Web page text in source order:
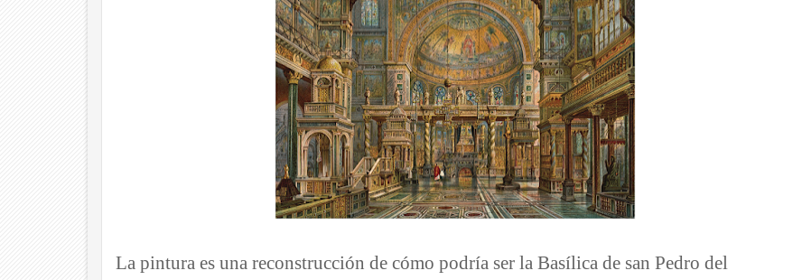
La pintura es una reconstrucción de cómo podría ser la Basílica de san Pedro del